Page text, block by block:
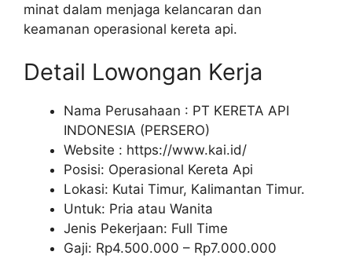
minat dalam menjaga kelancaran dan
keamanan operasional kereta api.
Detail Lowongan Kerja
Nama Perusahaan : PT KERETA API
INDONESIA (PERSERO)
Website : https://www.kai.id/
Posisi: Operasional Kereta Api
Lokasi: Kutai Timur, Kalimantan Timur.
Untuk: Pria atau Wanita
Jenis Pekerjaan: Full Time
Gaji: Rp4.500.000 – Rp7.000.000